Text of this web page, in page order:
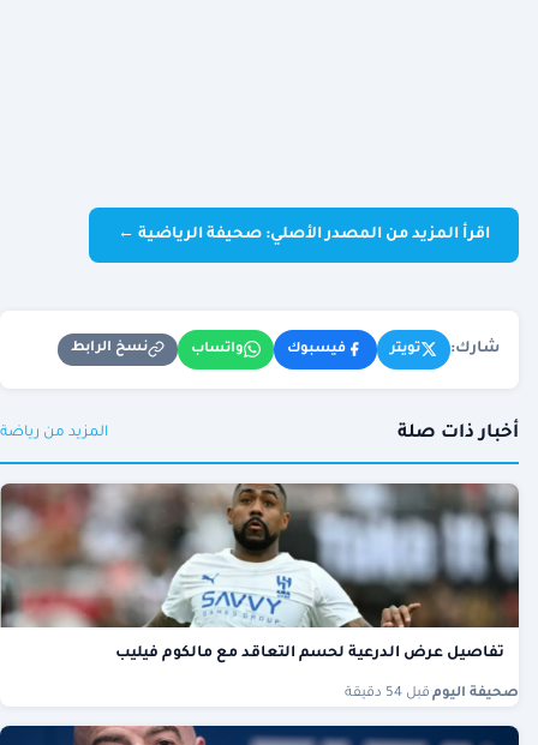
اقرأ المزيد من المصدر الأصلي: صحيفة الرياضية ←
شارك: تويتر فيسبوك واتساب نسخ الرابط
أخبار ذات صلة المزيد من رياضة
تفاصيل عرض الدرعية لحسم التعاقد مع مالكوم فيليب
صحيفة اليوم قبل 54 دقيقة